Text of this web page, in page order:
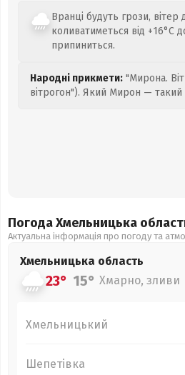
Вранці будуть грози,
коливатиметься від +16°C
припиниться.
Народні прикмети: "Мирона.
вітрогон"). Який Мирон — такий
Погода Хмельницька
Актуальна інформація про погоду та
Хмельницька область
23° 15° Хмарно, зливи
Хмельницький
Шепетівка